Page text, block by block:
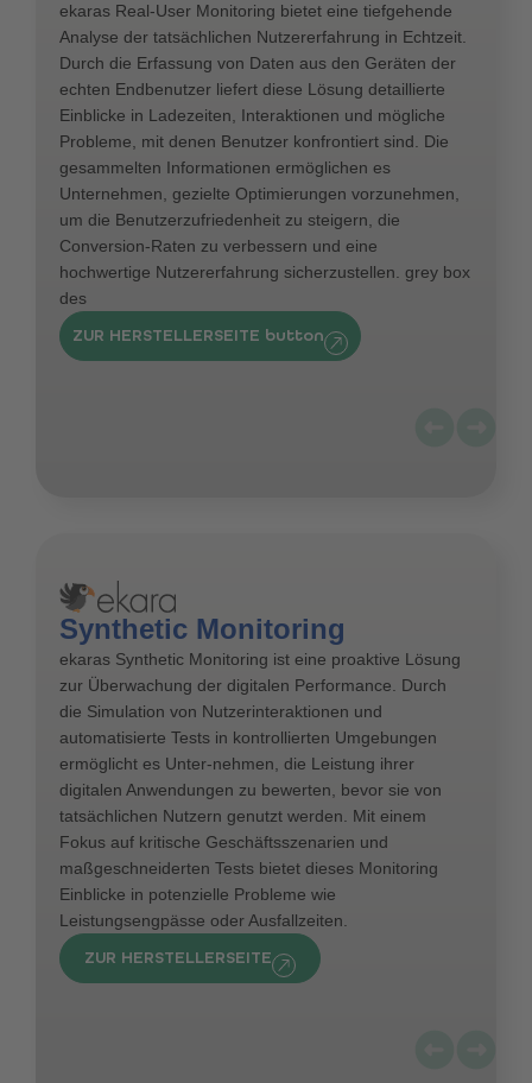
ekaras Real-User Monitoring bietet eine tiefgehende
Analyse der tatsächlichen Nutzererfahrung in Echtzeit.
Durch die Erfassung von Daten aus den Geräten der
echten Endbenutzer liefert diese Lösung detaillierte
Einblicke in Ladezeiten, Interaktionen und mögliche
Probleme, mit denen Benutzer konfrontiert sind. Die
gesammelten Informationen ermöglichen es
Unternehmen, gezielte Optimierungen vorzunehmen,
um die Benutzerzufriedenheit zu steigern, die
Conversion-Raten zu verbessern und eine
hochwertige Nutzererfahrung sicherzustellen. grey box
des
ZUR HERSTELLERSEITE button
Synthetic Monitoring
ekaras Synthetic Monitoring ist eine proaktive Lösung
zur Überwachung der digitalen Performance. Durch
die Simulation von Nutzerinteraktionen und
automatisierte Tests in kontrollierten Umgebungen
ermöglicht es Unter-nehmen, die Leistung ihrer
digitalen Anwendungen zu bewerten, bevor sie von
tatsächlichen Nutzern genutzt werden. Mit einem
Fokus auf kritische Geschäftsszenarien und
maßgeschneiderten Tests bietet dieses Monitoring
Einblicke in potenzielle Probleme wie
Leistungsengpässe oder Ausfallzeiten.
ZUR HERSTELLERSEITE